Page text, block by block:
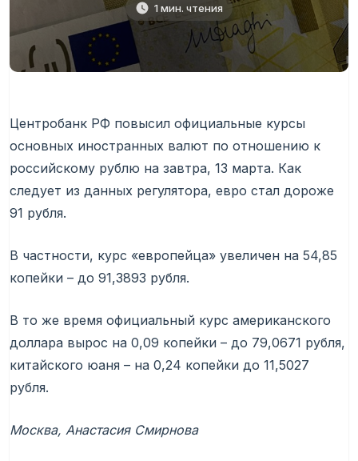
1 мин. чтения
Центробанк РФ повысил официальные курсы
основных иностранных валют по отношению к
российскому рублю на завтра, 13 марта. Как
следует из данных регулятора, евро стал дороже
91 рубля.
В частности, курс «европейца» увеличен на 54,85
копейки – до 91,3893 рубля.
В то же время официальный курс американского
доллара вырос на 0,09 копейки – до 79,0671 рубля,
китайского юаня – на 0,24 копейки до 11,5027
рубля.
Москва, Анастасия Смирнова